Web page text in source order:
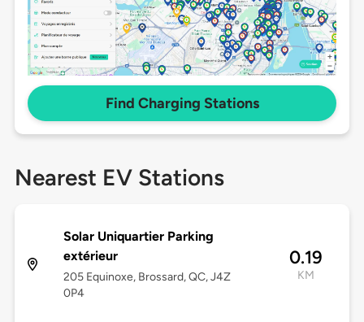
Find Charging Stations
Nearest EV Stations
Solar Uniquartier Parking
extérieur
205 Equinoxe, Brossard, QC, J4Z
0P4
0.19
KM